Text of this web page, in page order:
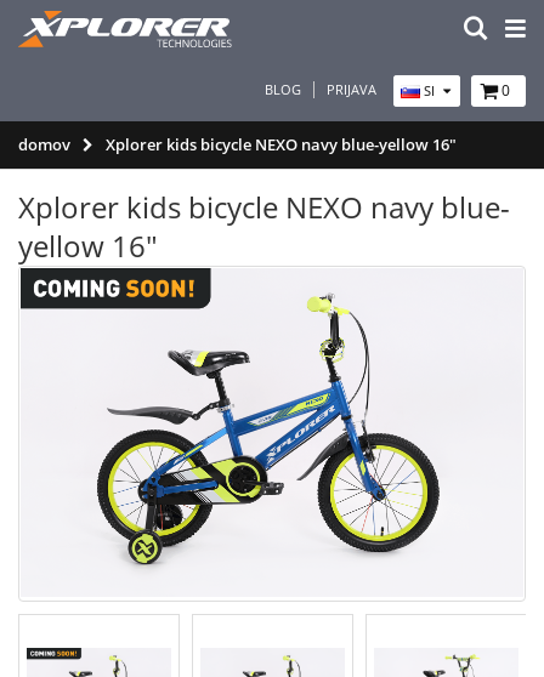
BLOG PRIJAVA SI 0
domov Xplorer kids bicycle NEXO navy blue-yellow 16"
Xplorer kids bicycle NEXO navy blue-
yellow 16"